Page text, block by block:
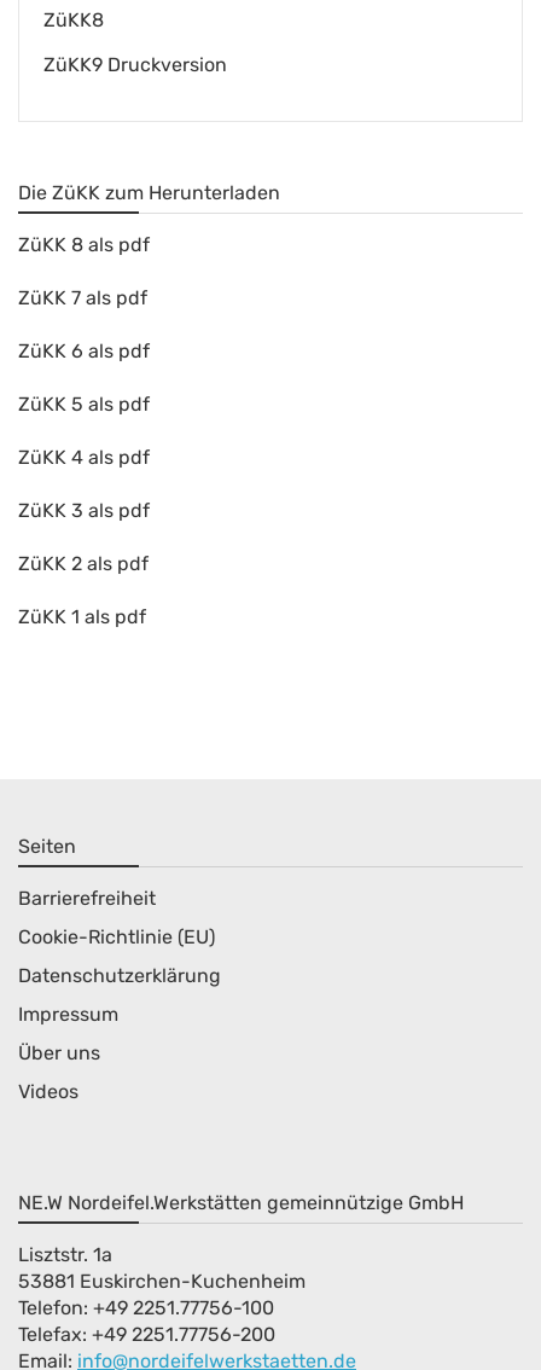
ZüKK8
ZüKK9 Druckversion
Die ZüKK zum Herunterladen
ZüKK 8 als pdf
ZüKK 7 als pdf
ZüKK 6 als pdf
ZüKK 5 als pdf
ZüKK 4 als pdf
ZüKK 3 als pdf
ZüKK 2 als pdf
ZüKK 1 als pdf
Seiten
Barrierefreiheit
Cookie-Richtlinie (EU)
Datenschutzerklärung
Impressum
Über uns
Videos
NE.W Nordeifel.Werkstätten gemeinnützige GmbH
Lisztstr. 1a
53881 Euskirchen-Kuchenheim
Telefon: +49 2251.77756-100
Telefax: +49 2251.77756-200
Email: info@nordeifelwerkstaetten.de